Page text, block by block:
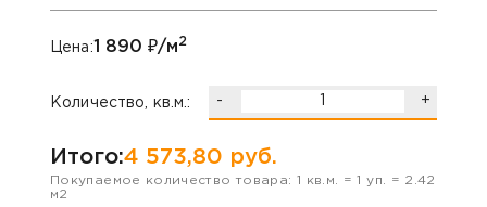
Цена:1 890 ₽/м2
Количество, кв.м.: - +
Итого:4 573,80 руб.
Покупаемое количество товара: 1 кв.м. =1 уп. = 2.42
м2